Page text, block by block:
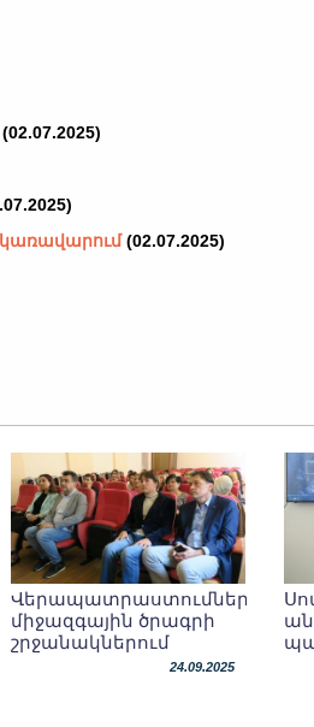
(02.07.2025)
կառավարում(02.07.2025)
Վերապատրաստումներ՝
միջազգային ծրագրի
շրջանակներում
24.09.2025